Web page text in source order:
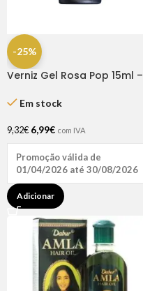
-25%
Verniz Gel Rosa Pop 15ml –
Em stock
9,32€ 6,99€ com IVA
Promoção válida de
01/04/2026 até 30/08/2026
Adicionar